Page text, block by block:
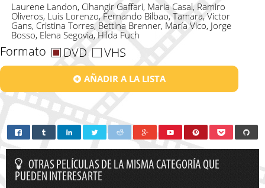
Laurene Landon, Cihangir Gaffari, Maria Casal, Ramiro
Oliveros, Luis Lorenzo, Fernando Bilbao, Tamara, Victor
Gans, Cristina Torres, Bettina Brenner, María Vico, Jorge
Bosso, Elena Segovia, Hilda Fuch
Formato DVD VHS
AÑADIR A LA LISTA
OTRAS PELÍCULAS DE LA MISMA CATEGORÍA QUE
PUEDEN INTERESARTE